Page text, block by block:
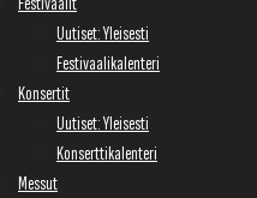
Uutiset: Yleisesti
Festivaalikalenteri
Konsertit
Uutiset: Yleisesti
Konserttikalenteri
Messut